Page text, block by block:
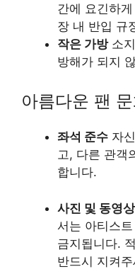
간에 요긴하
장 내 반입 규
작은 가방소
방해가 되지
아름다운 팬
좌석 준수 자
고, 다른 관객
합니다.
사진 및 동영
서는 아티스
금지됩니다.
반드시 지켜